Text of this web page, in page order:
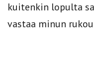
kuitenkin lopulta
vastaa minun